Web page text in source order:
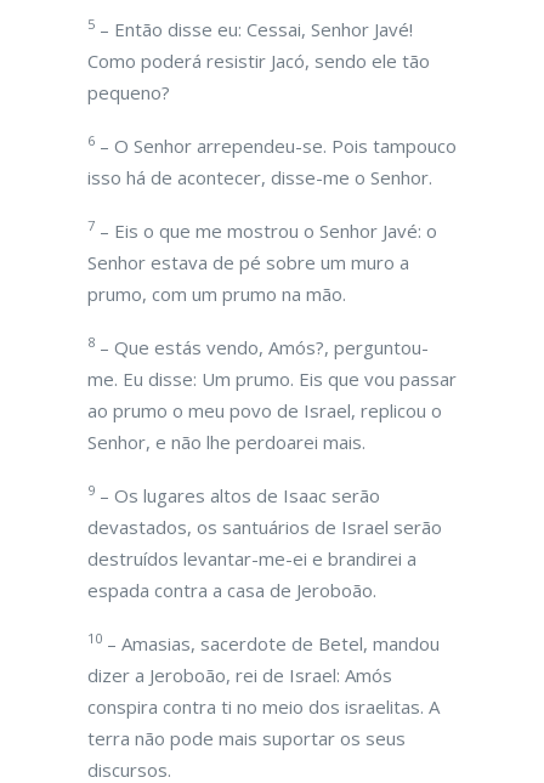
5 – Então disse eu: Cessai, Senhor Javé!
Como poderá resistir Jacó, sendo ele tão
pequeno?
6 – O Senhor arrependeu-se. Pois tampouco
isso há de acontecer, disse-me o Senhor.
7 – Eis o que me mostrou o Senhor Javé: o
Senhor estava de pé sobre um muro a
prumo, com um prumo na mão.
8 – Que estás vendo, Amós?, perguntou-
me. Eu disse: Um prumo. Eis que vou passar
ao prumo o meu povo de Israel, replicou o
Senhor, e não lhe perdoarei mais.
9 – Os lugares altos de Isaac serão
devastados, os santuários de Israel serão
destruídos levantar-me-ei e brandirei a
espada contra a casa de Jeroboão.
10 – Amasias, sacerdote de Betel, mandou
dizer a Jeroboão, rei de Israel: Amós
conspira contra ti no meio dos israelitas. A
terra não pode mais suportar os seus
discursos.